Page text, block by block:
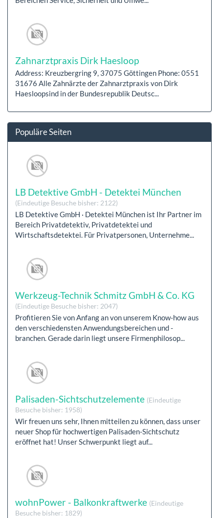
Zahnarztpraxis Dirk Haesloop
Address: Kreuzbergring 9, 37075 Göttingen Phone: 0551
31676 Alle Zahnärzte der Zahnarztpraxis von Dirk
Haesloopsind in der Bundesrepublik Deutsc...
Populäre Seiten
LB Detektive GmbH - Detektei München
(Eindeutige Besuche bisher: 2122)
LB Detektive GmbH · Detektei München ist Ihr Partner im
Bereich Privatdetektiv, Privatdetektei und
Wirtschaftsdetektei. Für Privatpersonen, Unternehme...
Werkzeug-Technik Schmitz GmbH & Co. KG
(Eindeutige Besuche bisher: 2047)
Profitieren Sie von Anfang an von unserem Know-how aus
den verschiedensten Anwendungsbereichen und -
branchen. Gerade darin liegt unsere Firmenphilosop...
Palisaden-Sichtschutzelemente (Eindeutige
Besuche bisher: 1958)
Wir freuen uns sehr, Ihnen mitteilen zu können, dass unser
neuer Shop für hochwertigen Palisaden-Sichtschutz
eröffnet hat! Unser Schwerpunkt liegt auf...
wohnPower - Balkonkraftwerke (Eindeutige
Besuche bisher: 1829)